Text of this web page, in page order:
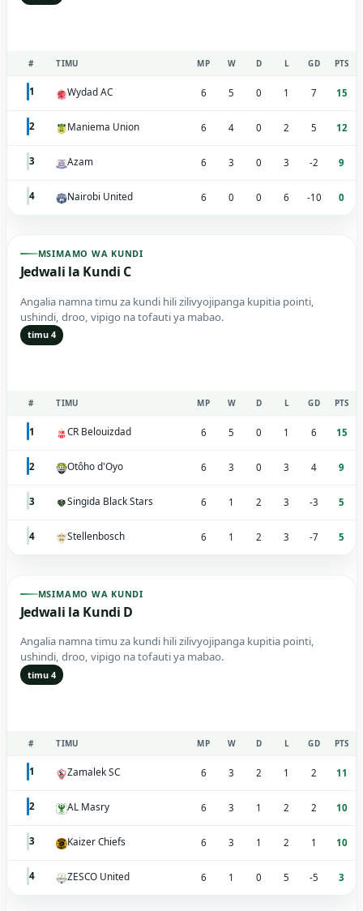
# TIMU MP W D L GD PTS
1 Wydad AC 6 5 0 1 7 15
2 Maniema Union 6 4 0 2 5 12
3 Azam 6 3 0 3 -2 9
4 Nairobi United 6 0 0 6 -10 0
MSIMAMO WA KUNDI
Jedwali la Kundi C
Angalia namna timu za kundi hili zilivyojipanga kupitia pointi,
ushindi, droo, vipigo na tofauti ya mabao.
timu 4
# TIMU MP W D L GD PTS
1 CR Belouizdad 6 5 0 1 6 15
2 Otôho d'Oyo 6 3 0 3 4 9
3 Singida Black Stars 6 1 2 3 -3 5
4 Stellenbosch 6 1 2 3 -7 5
MSIMAMO WA KUNDI
Jedwali la Kundi D
Angalia namna timu za kundi hili zilivyojipanga kupitia pointi,
ushindi, droo, vipigo na tofauti ya mabao.
timu 4
# TIMU MP W D L GD PTS
1 Zamalek SC 6 3 2 1 2 11
2 AL Masry 6 3 1 2 2 10
3 Kaizer Chiefs 6 3 1 2 1 10
4 ZESCO United 6 1 0 5 -5 3